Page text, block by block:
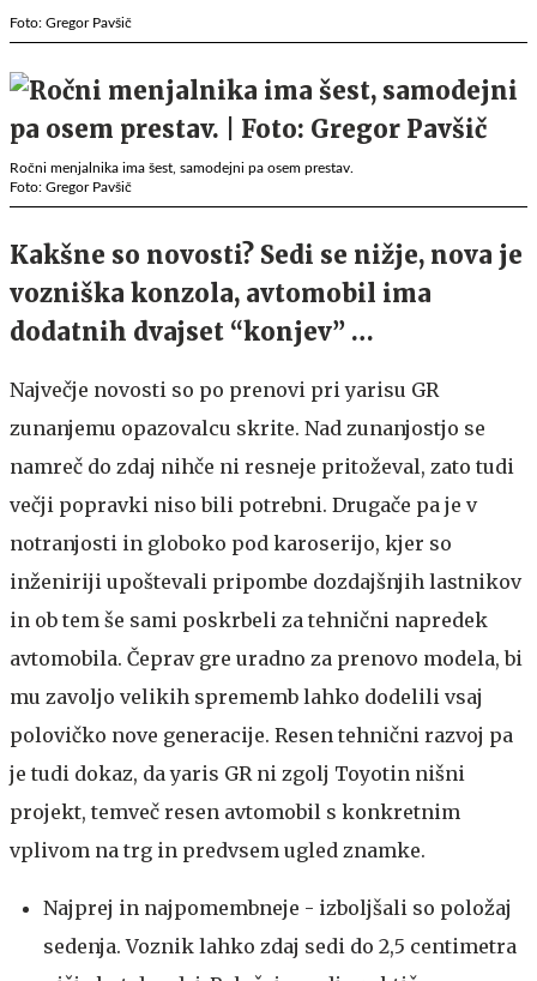
Foto: Gregor Pavšič
Ročni menjalnika ima šest, samodejni pa osem prestav.
Foto: Gregor Pavšič
Kakšne so novosti? Sedi se nižje, nova je
vozniška konzola, avtomobil ima
dodatnih dvajset “konjev” …
Največje novosti so po prenovi pri yarisu GR
zunanjemu opazovalcu skrite. Nad zunanjostjo se
namreč do zdaj nihče ni resneje pritoževal, zato tudi
večji popravki niso bili potrebni. Drugače pa je v
notranjosti in globoko pod karoserijo, kjer so
inženiriji upoštevali pripombe dozdajšnjih lastnikov
in ob tem še sami poskrbeli za tehnični napredek
avtomobila. Čeprav gre uradno za prenovo modela, bi
mu zavoljo velikih sprememb lahko dodelili vsaj
polovičko nove generacije. Resen tehnični razvoj pa
je tudi dokaz, da yaris GR ni zgolj Toyotin nišni
projekt, temveč resen avtomobil s konkretnim
vplivom na trg in predvsem ugled znamke.
Najprej in najpomembneje - izboljšali so položaj
sedenja. Voznik lahko zdaj sedi do 2,5 centimetra